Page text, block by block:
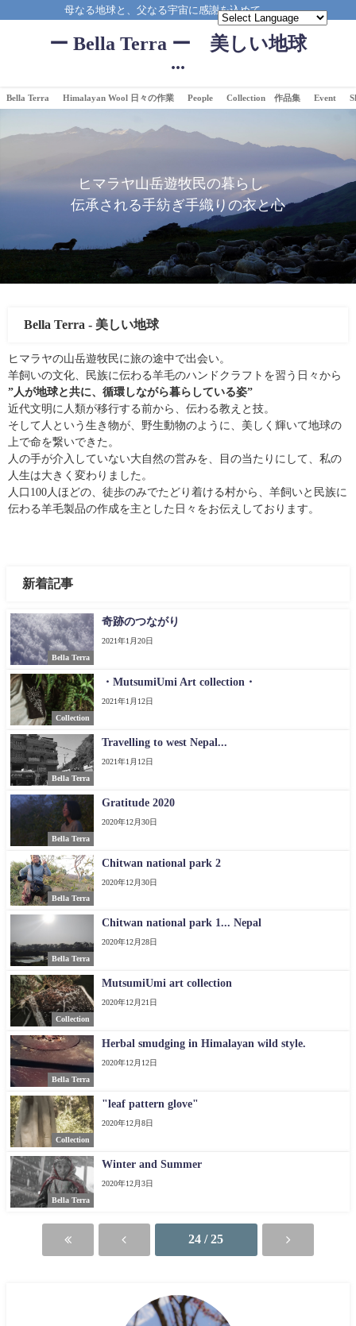
母なる地球と、父なる宇宙に感謝を込めて。。。
ー Bella Terra ー 美しい地球
...
Bella Terra Himalayan Wool 日々の作業 People Collection 作品集 Event
ヒマラヤ山岳遊牧民の暮らし
伝承される手紡ぎ手織りの衣と心
Bella Terra - 美しい地球
ヒマラヤの山岳遊牧民に旅の途中で出会い。
羊飼いの文化、民族に伝わる羊毛のハンドクラフトを習う日々から
”人が地球と共に、循環しながら暮らしている姿”
近代文明に人類が移行する前から、伝わる教えと技。
そして人という生き物が、野生動物のように、美しく輝いて地球の
上で命を繋いできた。
人の手が介入していない大自然の営みを、目の当たりにして、私の
人生は大きく変わりました。
人口100人ほどの、徒歩のみでたどり着ける村から、羊飼いと民族に
伝わる羊毛製品の作成を主とした日々をお伝えしております。
新着記事
Bella Terra
奇跡のつながり
2021年1月20日
Collection
・MutsumiUmi Art collection・
2021年1月12日
Bella Terra
Travelling to west Nepal...
2021年1月12日
Bella Terra
Gratitude 2020
2020年12月30日
Bella Terra
Chitwan national park 2
2020年12月30日
Bella Terra
Chitwan national park 1... Nepal
2020年12月28日
Collection
MutsumiUmi art collection
2020年12月21日
Bella Terra
Herbal smudging in Himalayan wild style.
2020年12月12日
Collection
"leaf pattern glove"
2020年12月8日
Bella Terra
Winter and Summer
2020年12月3日
24 / 25